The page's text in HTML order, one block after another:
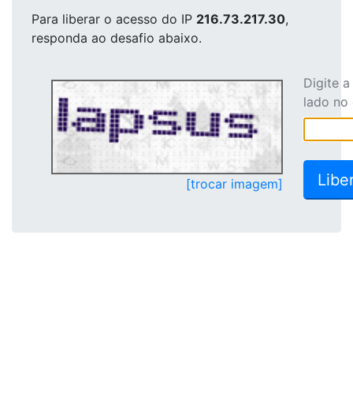
Para liberar o acesso do IP 216.73.217.30,
responda ao desafio abaixo.
[trocar imagem]
Digite
lado no